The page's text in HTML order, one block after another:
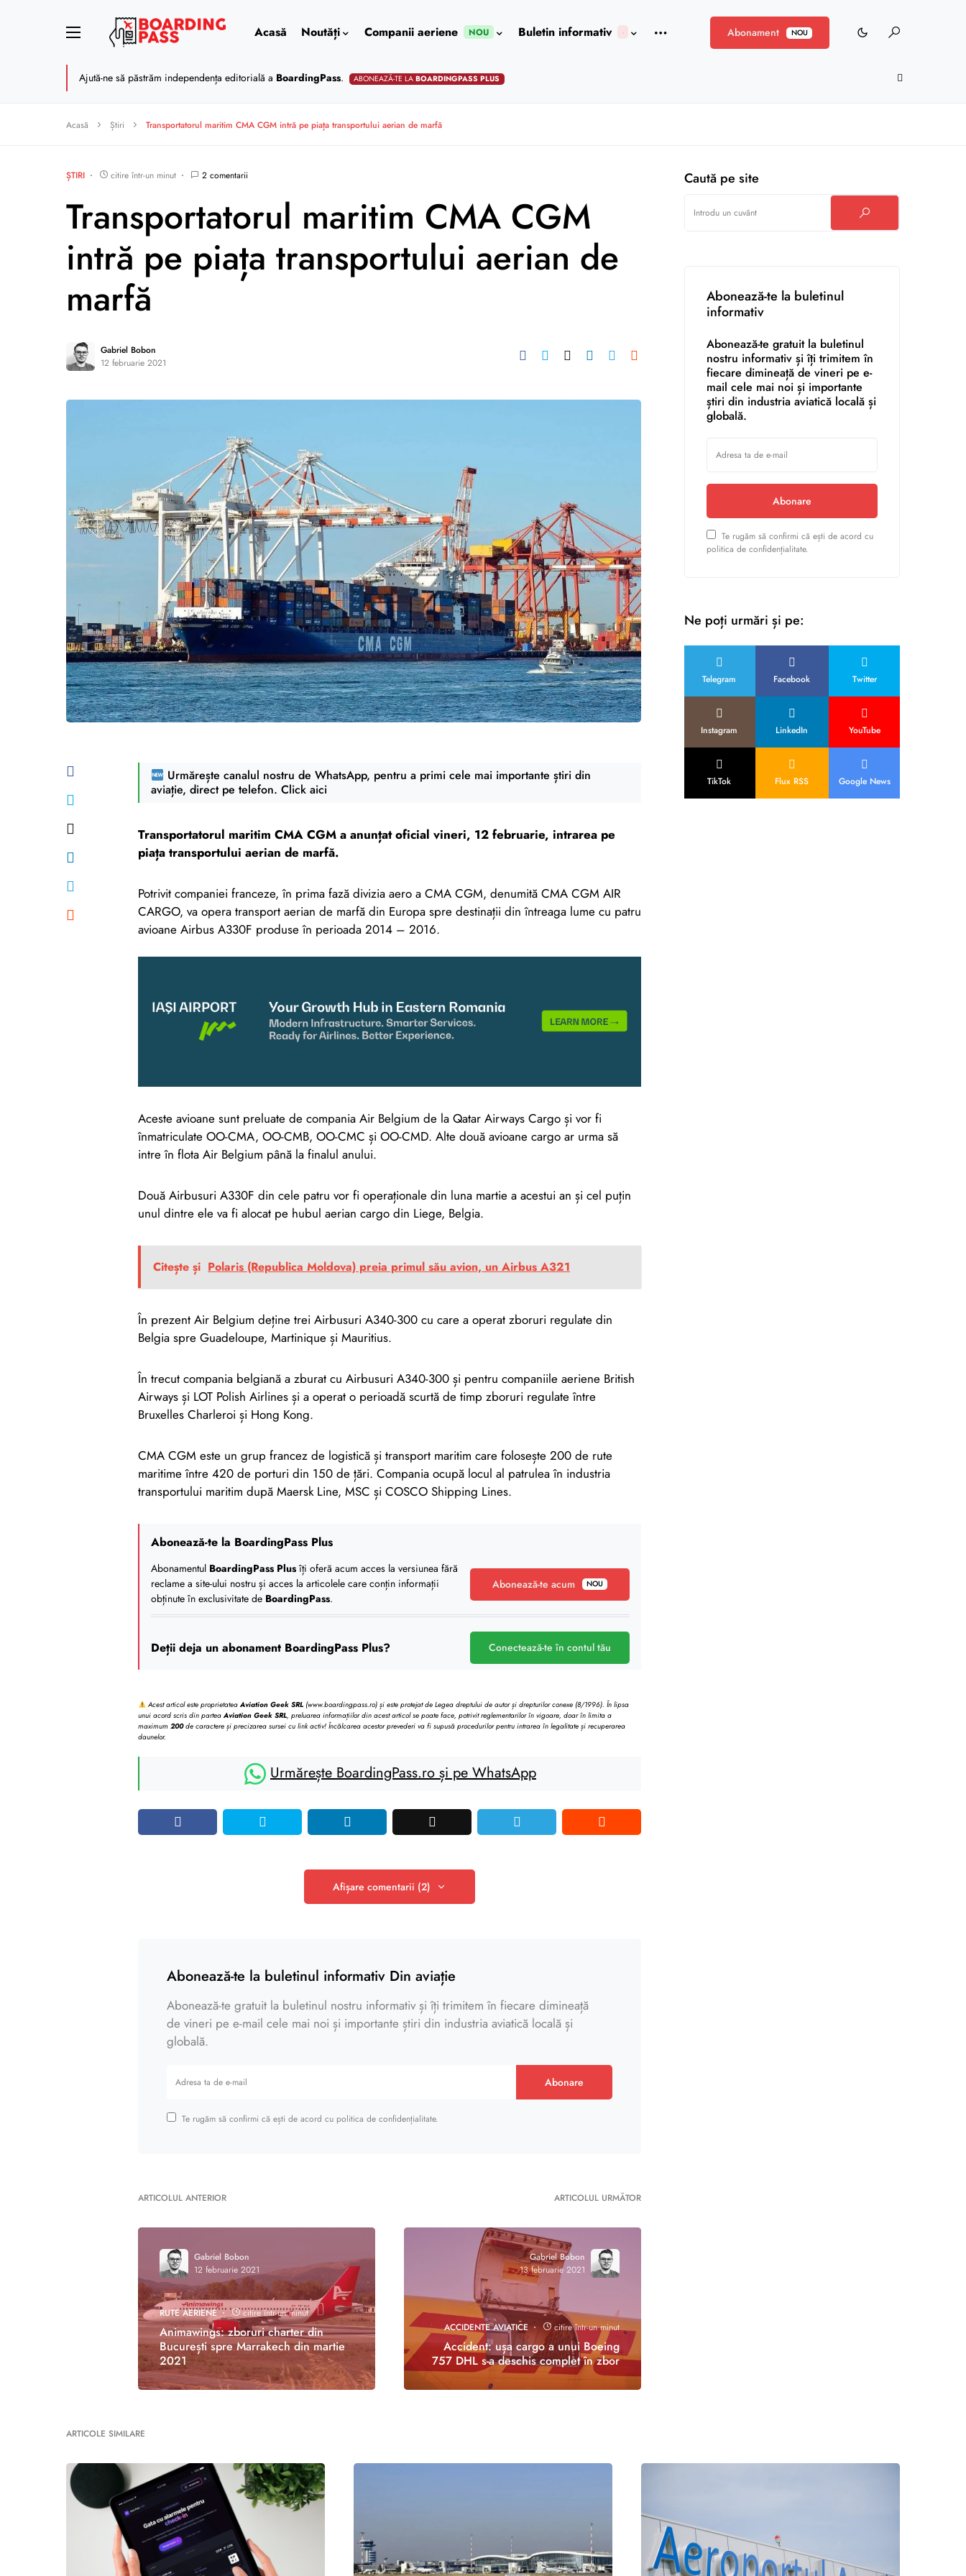
Acasă Noutăți Companii aeriene NOU Buletin informativ Abonament NOU
Ajută-ne să păstrăm independența editorială a BoardingPass. ABONEAZĂ-TE LABOARDINGPASS PLUS
Acasă Știri Transportatorul maritim CMA CGM intră pe piața transportului aerian de marfă
ȘTIRI citire într-un minut 2 comentarii
Transportatorul maritim CMA CGM
intră pe piața transportului aerian de
marfă
Gabriel Bobon
12 februarie 2021
Urmărește canalul nostru de WhatsApp, pentru a primi cele mai importante știri din
aviație, direct pe telefon. Click aici
Transportatorul maritim CMA CGM a anunțat oficial vineri, 12 februarie, intrarea pe
piața transportului aerian de marfă.
Potrivit companiei franceze, în prima fază divizia aero a CMA CGM, denumită CMA CGM AIR
CARGO, va opera transport aerian de marfă din Europa spre destinații din întreaga lume cu patru
avioane Airbus A330F produse în perioada 2014 – 2016.
Aceste avioane sunt preluate de compania Air Belgium de la Qatar Airways Cargo și vor fi
înmatriculate OO-CMA, OO-CMB, OO-CMC și OO-CMD. Alte două avioane cargo ar urma să
intre în flota Air Belgium până la finalul anului.
Două Airbusuri A330F din cele patru vor fi operaționale din luna martie a acestui an și cel puțin
unul dintre ele va fi alocat pe hubul aerian cargo din Liege, Belgia.
Citește și Polaris (Republica Moldova) preia primul său avion, un Airbus A321
În prezent Air Belgium deține trei Airbusuri A340-300 cu care a operat zboruri regulate din
Belgia spre Guadeloupe, Martinique și Mauritius.
În trecut compania belgiană a zburat cu Airbusuri A340-300 și pentru companiile aeriene British
Airways și LOT Polish Airlines și a operat o perioadă scurtă de timp zboruri regulate între
Bruxelles Charleroi și Hong Kong.
CMA CGM este un grup francez de logistică și transport maritim care folosește 200 de rute
maritime între 420 de porturi din 150 de țări. Compania ocupă locul al patrulea în industria
transportului maritim după Maersk Line, MSC și COSCO Shipping Lines.
Abonează-te la BoardingPass Plus
Abonamentul BoardingPass Plusîți oferă acum acces la versiunea fără
reclame a site-ului nostru și acces la articolele care conțin informații
obținute în exclusivitate de BoardingPass.
Abonează-te acum NOU
Deții deja un abonament BoardingPass Plus? Conectează-te în contul tău
Acest articol este proprietateaAviation Geek SRL (www.boardingpass.ro) și este protejat de Legea dreptului de autor și drepturilor conexe (8/1996). În lipsa
unui acord scris din partea Aviation Geek SRL, preluarea informațiilor din acest articol se poate face, potrivit reglementarilor în vigoare, doar în limita a
maximum 200de caractere și precizarea sursei cu link activ! Încălcarea acestor prevederi va fi supusă procedurilor pentru intrarea în legalitate și recuperarea
daunelor.
Urmărește BoardingPass.ro și pe WhatsApp
Afișare comentarii (2)
Abonează-te la buletinul informativ Din aviație
Abonează-te gratuit la buletinul nostru informativ și îți trimitem în fiecare dimineață
de vineri pe e-mail cele mai noi și importante știri din industria aviatică locală și
globală.
Abonare
Te rugăm să confirmi că ești de acord cu politica de confidențialitate.
ARTICOLUL ANTERIOR
Gabriel Bobon
12 februarie 2021
RUTE AERIENE citire într-un minut
Animawings: zboruri charter din
București spre Marrakech din martie
2021
ARTICOLUL URMĂTOR
Gabriel Bobon
13 februarie 2021
ACCIDENTE AVIATICE citire într-un minut
Accident: ușa cargo a unui Boeing
757 DHL s-a deschis complet în zbor
Caută pe site
Abonează-te la buletinul
informativ
Abonează-te gratuit la buletinul
nostru informativ și îți trimitem în
fiecare dimineață de vineri pe e-
mail cele mai noi și importante
știri din industria aviatică locală și
globală.
Abonare
Te rugăm să confirmi că ești de acord cu
politica de confidențialitate.
Ne poți urmări și pe:
Telegram Facebook Twitter
Instagram LinkedIn YouTube
TikTok Flux RSS Google News
ARTICOLE SIMILARE